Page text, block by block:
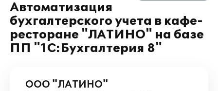
Автоматизация
бухгалтерского учета в кафе-
ресторане "ЛАТИНО" на базе
ПП "1С:Бухгалтерия 8"
ООО "ЛАТИНО"